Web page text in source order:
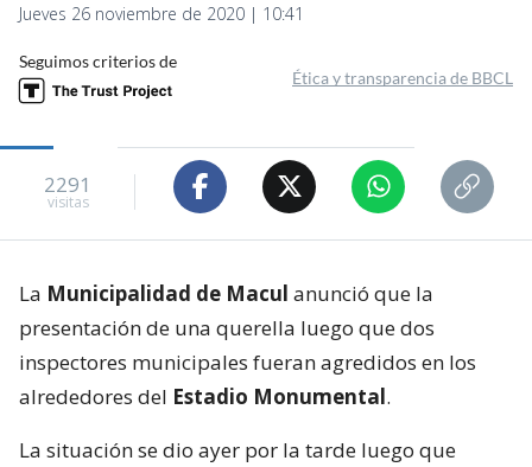
Jueves 26 noviembre de 2020 | 10:41
Seguimos criterios de
Ética y transparencia de BBCL
2291
visitas
La Municipalidad de Macul anunció que la
presentación de una querella luego que dos
inspectores municipales fueran agredidos en los
alrededores del Estadio Monumental.
La situación se dio ayer por la tarde luego que